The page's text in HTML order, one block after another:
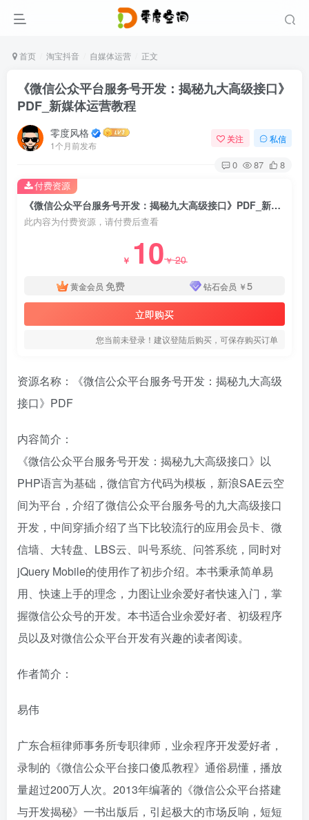
首页 淘宝抖音 自媒体运营 正文
《微信公众平台服务号开发：揭秘九大高级接口》
PDF_新媒体运营教程
零度风格
1个月前发布
关注 私信
0 87 8
《微信公众平台服务号开发：揭秘九大高级接口》PDF_新媒体运营教程
此内容为付费资源，请付费后查看
￥ 10￥20
黄金会员 免费 钻石会员 ￥5
立即购买
您当前未登录！建议登陆后购买，可保存购买订单
付费资源
资源名称：《微信公众平台服务号开发：揭秘九大高级
接口》PDF
内容简介：
《微信公众平台服务号开发：揭秘九大高级接口》以
PHP语言为基础，微信官方代码为模板，新浪SAE云空
间为平台，介绍了微信公众平台服务号的九大高级接口
开发，中间穿插介绍了当下比较流行的应用会员卡、微
信墙、大转盘、LBS云、叫号系统、问答系统，同时对
jQuery Mobile的使用作了初步介绍。本书秉承简单易
用、快速上手的理念，力图让业余爱好者快速入门，掌
握微信公众号的开发。本书适合业余爱好者、初级程序
员以及对微信公众平台开发有兴趣的读者阅读。
作者简介：
易伟
广东合桓律师事务所专职律师，业余程序开发爱好者，
录制的《微信公众平台接口傻瓜教程》通俗易懂，播放
量超过200万人次。2013年编著的《微信公众平台搭建
与开发揭秘》一书出版后，引起极大的市场反响，短短